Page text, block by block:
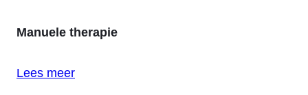
Manuele therapie
Lees meer